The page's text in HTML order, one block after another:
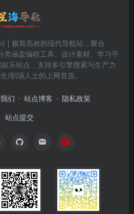
| 极简高效的现代导航站，聚合
涵盖编程工具、设计素材、学习平
乐站点，支持多引擎搜索与生产力
/职场人士的上网首选。
们 站点博客 隐私政策
站点提交